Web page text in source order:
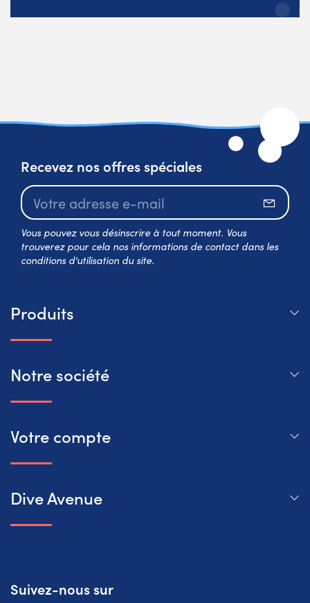
Recevez nos offres spéciales
Vous pouvez vous désinscrire à tout moment. Vous
trouverez pour cela nos informations de contact dans les
conditions d'utilisation du site.
Produits
Notre société
Votre compte
Dive Avenue
Suivez-nous sur